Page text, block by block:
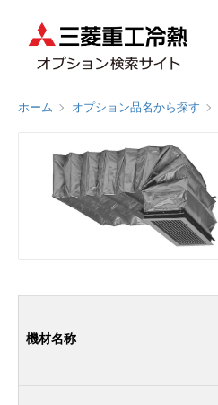
ホーム オプション品名から探す
機材名称